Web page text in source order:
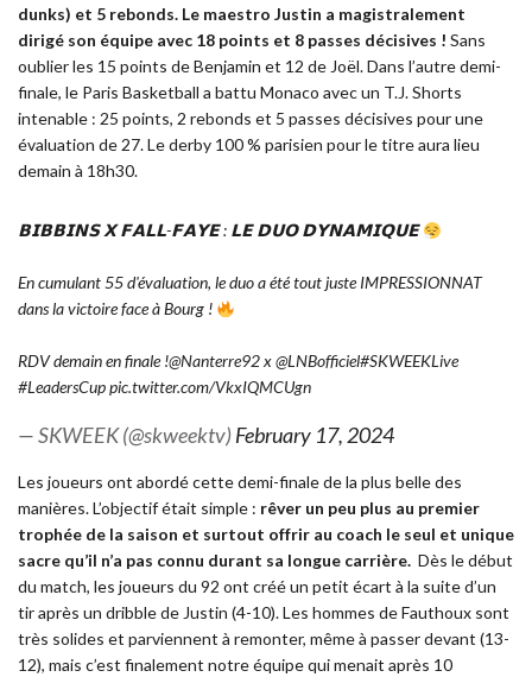
dunks) et 5 rebonds. Le maestro Justin a magistralement
dirigé son équipe avec 18 points et 8 passes décisives ! Sans
oublier les 15 points de Benjamin et 12 de Joël. Dans l’autre demi-
finale, le Paris Basketball a battu Monaco avec un T.J. Shorts
intenable : 25 points, 2 rebonds et 5 passes décisives pour une
évaluation de 27. Le derby 100 % parisien pour le titre aura lieu
demain à 18h30.
𝗕𝗜𝗕𝗕𝗜𝗡𝗦 𝗫 𝗙𝗔𝗟𝗟-𝗙𝗔𝗬𝗘 : 𝗟𝗘 𝗗𝗨𝗢 𝗗𝗬𝗡𝗔𝗠𝗜𝗤𝗨𝗘
En cumulant 55 d'évaluation, le duo a été tout juste IMPRESSIONNAT
dans la victoire face à Bourg !
RDV demain en finale !@Nanterre92x@LNBofficiel#SKWEEKLive
#LeadersCuppic.twitter.com/VkxIQMCUgn
— SKWEEK (@skweektv)February 17, 2024
Les joueurs ont abordé cette demi-finale de la plus belle des
manières. L’objectif était simple : rêver un peu plus au premier
trophée de la saison et surtout offrir au coach le seul et unique
sacre qu’il n’a pas connu durant sa longue carrière. Dès le début
du match, les joueurs du 92 ont créé un petit écart à la suite d’un
tir après un dribble de Justin (4-10). Les hommes de Fauthoux sont
très solides et parviennent à remonter, même à passer devant (13-
12), mais c’est finalement notre équipe qui menait après 10